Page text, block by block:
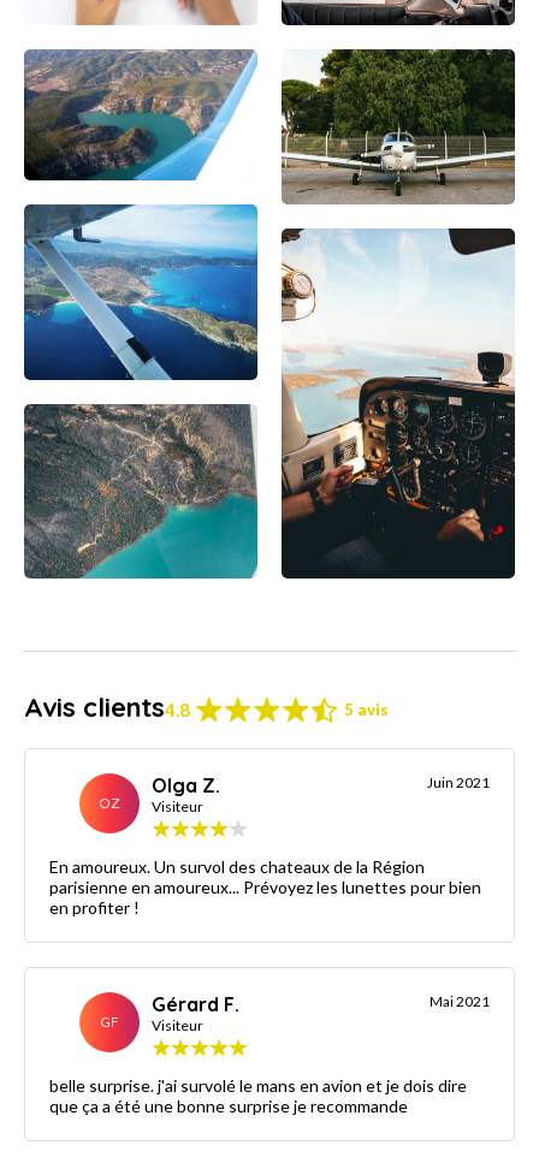
Avis clients4.8 5 avis
OZ
Olga Z.
Visiteur
Juin 2021
En amoureux. Un survol des chateaux de la Région
parisienne en amoureux... Prévoyez les lunettes pour bien
en profiter !
GF
Gérard F.
Visiteur
Mai 2021
belle surprise. j'ai survolé le mans en avion et je dois dire
que ça a été une bonne surprise je recommande